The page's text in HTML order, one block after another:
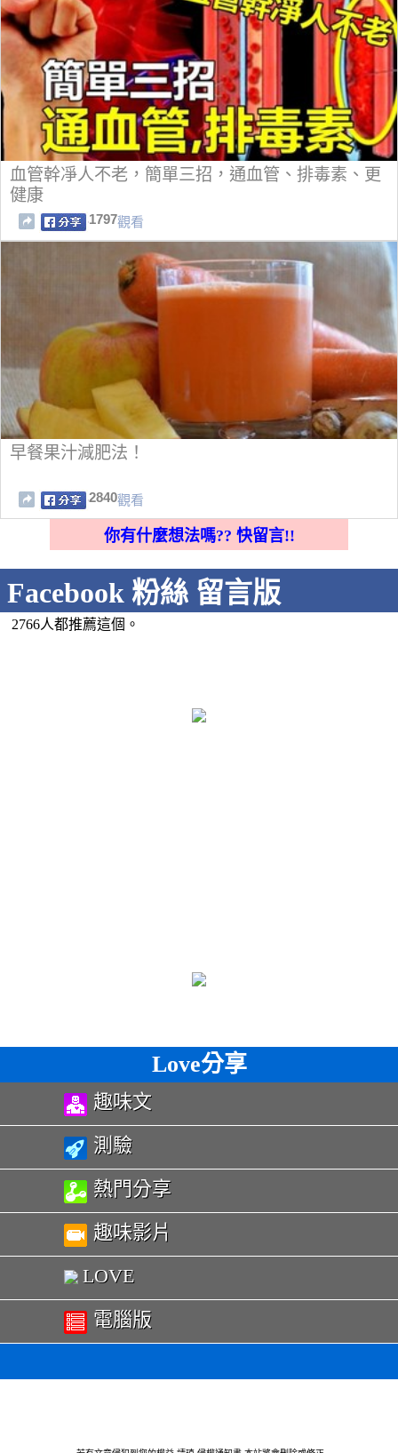
血管幹凈人不老，簡單三招，通血管、排毒素、更
健康
1797觀看
早餐果汁減肥法！
2840觀看
你有什麼想法嗎?? 快留言!!
Facebook 粉絲 留言版
2766人都推薦這個。
Love分享
趣味文
測驗
熱門分享
趣味影片
LOVE
電腦版